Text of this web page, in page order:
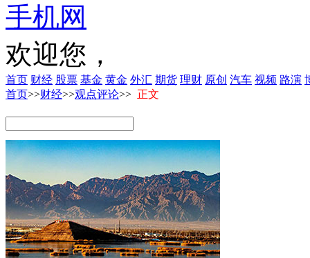
手机网
欢迎您，
首页 财经 股票 基金 黄金 外汇 期货 理财 原创 汽车 视频 路演
首页>>财经>>观点评论>> 正文